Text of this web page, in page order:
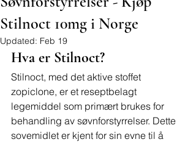
Stilnoct 10mg i Norge
Updated: Feb 19
Hva er Stilnoct?
Stilnoct, med det aktive stoffet
zopiclone, er et reseptbelagt
legemiddel som primært brukes for
behandling av søvnforstyrrelser. Dette
sovemidlet er kjent for sin evne til å